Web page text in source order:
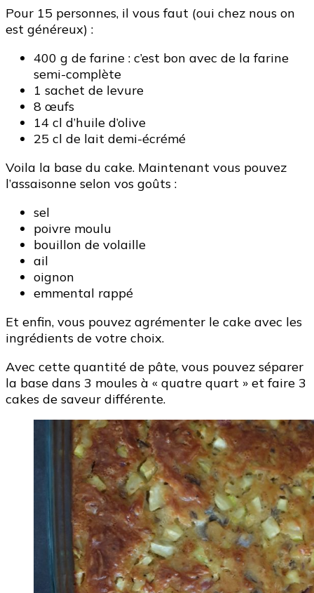
Pour 15 personnes, il vous faut (oui chez nous on
est généreux) :
400 g de farine : c’est bon avec de la farine
semi-complète
1 sachet de levure
8 œufs
14 cl d’huile d’olive
25 cl de lait demi-écrémé
Voila la base du cake. Maintenant vous pouvez
l’assaisonne selon vos goûts :
sel
poivre moulu
bouillon de volaille
ail
oignon
emmental rappé
Et enfin, vous pouvez agrémenter le cake avec les
ingrédients de votre choix.
Avec cette quantité de pâte, vous pouvez séparer
la base dans 3 moules à « quatre quart » et faire 3
cakes de saveur différente.